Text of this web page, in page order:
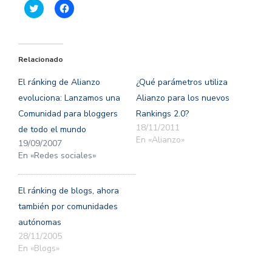
Haz
clic
Twitter
abre
una
ventana
nueva)
Haz
clic
una
ventana
Relacionado
El ránking de Alianzo
evoluciona: Lanzamos una
Comunidad para bloggers
de todo el mundo
19/09/2007
En «Redes sociales»
¿Qué parámetros utiliza
Alianzo para los nuevos
Rankings 2.0?
18/11/2011
En «Alianzo»
El ránking de blogs, ahora
también por comunidades
autónomas
28/11/2005
En «Blogs»